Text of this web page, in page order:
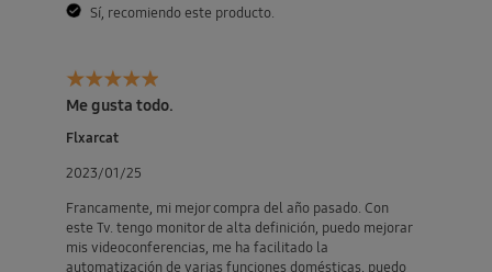
Sí, recomiendo este producto.
Me gusta todo.
Flxarcat
2023/01/25
Francamente, mi mejor compra del año pasado. Con
este Tv. tengo monitor de alta definición, puedo mejorar
mis videoconferencias, me ha facilitado la
automatización de varias funciones domésticas, puedo